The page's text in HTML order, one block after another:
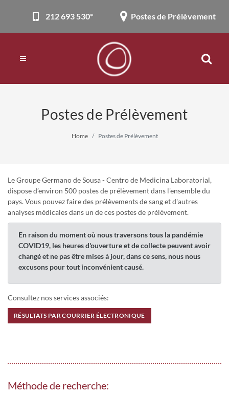
212 693 530* Postes de Prélèvement
Postes de Prélèvement
Home Postes de Prélèvement
Le Groupe Germano de Sousa - Centro de Medicina Laboratorial,
dispose d’environ 500 postes de prélèvement dans l'ensemble du
pays. Vous pouvez faire des prélèvements de sang et d'autres
analyses médicales dans un de ces postes de prélèvement.
En raison du moment où nous traversons tous la pandémie
COVID19, les heures d'ouverture et de collecte peuvent avoir
changé et ne pas être mises à jour, dans ce sens, nous nous
excusons pour tout inconvénient causé.
Consultez nos services associés:
RÉSULTATS PAR COURRIER ÉLECTRONIQUE
Méthode de recherche: